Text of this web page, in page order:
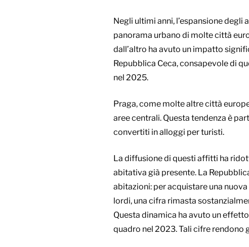
Negli ultimi anni, l’espansione
panorama urbano di molte città
dall’altro ha avuto un impatto
Repubblica Ceca, consapevole di
nel 2025.
Praga, come molte altre città
aree centrali. Questa tendenza è
convertiti in alloggi per turisti.
La diffusione di questi affitti ha
abitativa già presente. La
abitazioni: per acquistare una
lordi, una cifra rimasta
Questa dinamica ha avuto un
quadro nel 2023. Tali cifre